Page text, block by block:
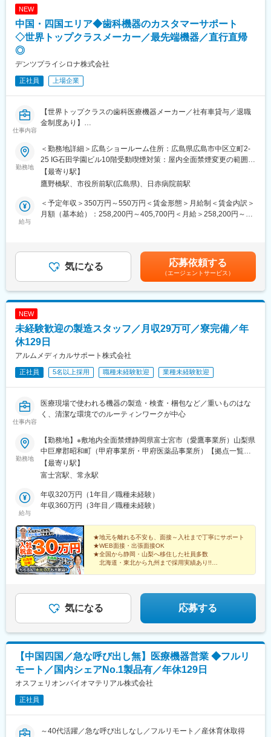
・環境保全活動に関する企画、立案、推進。社内廃棄物、CO2や
エネルギー関係の管理など
■部署人数：
■ご入社後の流れ：
めていただきます。
徐々に幅広い業務をお任せして、ご活躍いただければと思いま
す。
■働き方：
年間休日120日、残業5-10h/月とライフワークバランスを取りやす
い環境です。
グで在宅勤務が可能です。
住インフラ業界を中心として多数の業界から引き合いをいただい
ております。
NEW
中国・四国エリア◆歯科機器のカスタマーサポート
◇世界トップクラスメーカー／最先端機器／直行直帰
◎
デンツプライシロナ株式会社
正社員 上場企業
仕事内容
【世界トップクラスの歯科医療機器メーカー／社有車貸与／退職
金制度あり】
■業務内容
主に中国・四国エリアのお客様に対し、当社で展開しているセレ
ック製品の活用方法に関するアドバイスや使用方法のトレーニン
グなどを通して、お客様をサポートするポジションとなります。
※広島営業所を拠点として中国・四国エリアのお客様を担当いただ
きます。
・セレックの設置についてサポート
・展示会/セミナーの実施
・導入顧客へセレック以外の製品についての案内促進
治療を即日で提供できる機器です。
（口腔内の様子を３D画像化できます）
３D画像化したものから、歯と同じ色をしたセラミックブロック
category/cad-cam/cerec.html
デンツプライシロナは消耗品から装置、テクノロジー、専門製品
まで幅広い製品ブランドを保有しています。
歯科クリニック等で利用される製品ラインナップが豊富で、顧客
の様々な課題に対するソリューションや提案が可能です。
変更の範囲：会社の定める業務
勤務地
＜勤務地詳細＞広島ショールーム住所：広島県広島市中区立町2-
25 IG石田学園ビル10階受動喫煙対策：屋内全面禁煙変更の範囲：
会社の定める事業所（リモートワーク含む）
【最寄り駅】
鷹野橋駅、市役所前駅(広島県)、日赤病院前駅
給与
＜予定年収＞350万円～550万円＜賃金形態＞月給制＜賃金内訳＞
月額（基本給）：258,200円～405,700円＜月給＞258,200円～
性があります。賃金はあくまでも目安の金額であり、選考を通じ
て上下する可能性があります。月給(月額)は固定手当を含めた表記
です。
気になる 応募依頼する
（エージェントサービス）
NEW
未経験歓迎の製造スタッフ／月収29万可／寮完備／年
休129日
アルムメディカルサポート株式会社
正社員 5名以上採用 職種未経験歓迎 業種未経験歓迎
仕事内容
医療現場で使われる機器の製造・検査・梱包など／重いものはな
く、清潔な環境でのルーティンワークが中心
勤務地
【勤務地】※敷地内全面禁煙静岡県富士宮市（愛鷹事業所）山梨県
中巨摩郡昭和町（甲府事業所・甲府医薬品事業所）【拠点一覧】
札幌採用センター：北海道札幌市中央区北4条西4-1千葉支店：千
葉県千葉市中央区新町1-17新宿採用センター：東京都新宿区西新
ター・お仕事相談センター：山梨県甲斐市西八幡4427-1三島本
社：静岡県三島市寿町5-10富士支店：静岡県富士市錦町1-2-3富士
古屋採用センター：愛知県名古屋市中村区名駅4-24-5広島採用セ
ンター：広島県広島市南区的場町1-1-21山口支店：山口県山口市
小郡高砂町1-8熊本採用センター：熊本県熊本市中央区安政町3-16
【最寄り駅】
富士宮駅、常永駅
給与
年収320万円（1年目／職種未経験）
年収360万円（3年目／職種未経験）
★地元を離れる不安も、面接～入社まで丁寧にサポート
★WEB面接・出張面接OK
★全国から静岡・山梨へ移住した社員多数
北海道・東北から九州まで採用実績あり!!
気になる 応募する
【中国四国／急な呼び出し無】医療機器営業 ◆フルリ
モート／国内シェアNo.1製品有／年休129日
オスフェリオンバイオマテリアル株式会社
正社員
～40代活躍／急な呼び出しなし／フルリモート／産休育休取得